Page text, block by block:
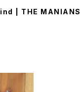
| THE MANIANS